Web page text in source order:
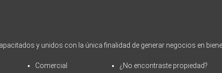
y unidos con la única finalidad de generar negocios en
Comercial ¿No encontraste propiedad?